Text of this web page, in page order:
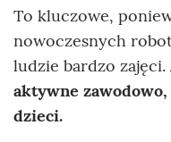
To kluczowe,
nowoczesnych
ludzie bardzo zajęci.
aktywne
dzieci.